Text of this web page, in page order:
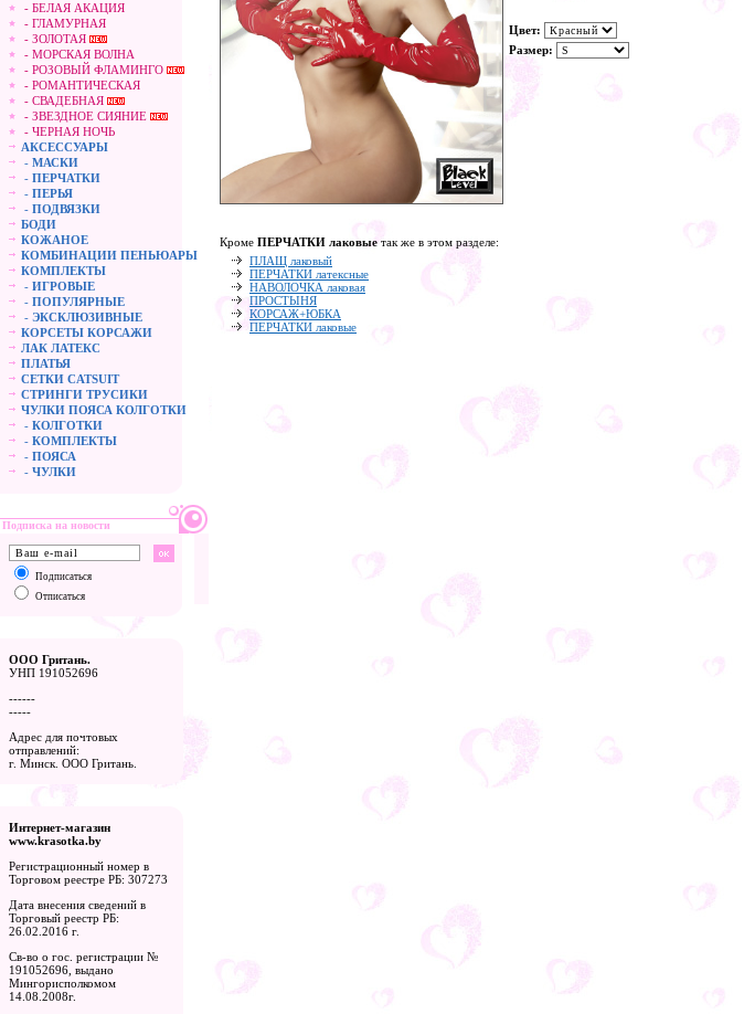
- БЕЛАЯ АКАЦИЯ
- ГЛАМУРНАЯ
- ЗОЛОТАЯ
- МОРСКАЯ ВОЛНА
- РОЗОВЫЙ ФЛАМИНГО
- РОМАНТИЧЕСКАЯ
- СВАДЕБНАЯ
- ЗВЕЗДНОЕ СИЯНИЕ
- ЧЕРНАЯ НОЧЬ
АКСЕССУАРЫ
- МАСКИ
- ПЕРЧАТКИ
- ПЕРЬЯ
- ПОДВЯЗКИ
БОДИ
КОЖАНОЕ
КОМБИНАЦИИ ПЕНЬЮАРЫ
КОМПЛЕКТЫ
- ИГРОВЫЕ
- ПОПУЛЯРНЫЕ
- ЭКСКЛЮЗИВНЫЕ
КОРСЕТЫ КОРСАЖИ
ЛАК ЛАТЕКС
ПЛАТЬЯ
СЕТКИ CATSUIT
СТРИНГИ ТРУСИКИ
ЧУЛКИ ПОЯСА КОЛГОТКИ
- КОЛГОТКИ
- КОМПЛЕКТЫ
- ПОЯСА
- ЧУЛКИ
Подписка на новости
Подписаться
Отписаться
ООО Гритань.
УНП 191052696
------
-----
Адрес для почтовых
отправлений:
г. Минск. ООО Гритань.
Интернет-магазин
www.krasotka.by
Регистрационный номер в
Торговом реестре РБ: 307273
Дата внесения сведений в
Торговый реестр РБ:
26.02.2016 г.
Св-во о гос. регистрации №
191052696, выдано
Мингорисполкомом
14.08.2008г.
Цвет:
Размер:
Кроме ПЕРЧАТКИ лаковые так же в этом разделе:
ПЛАЩ лаковый
ПЕРЧАТКИ латексные
НАВОЛОЧКА лаковая
ПРОСТЫНЯ
КОРСАЖ+ЮБКА
ПЕРЧАТКИ лаковые